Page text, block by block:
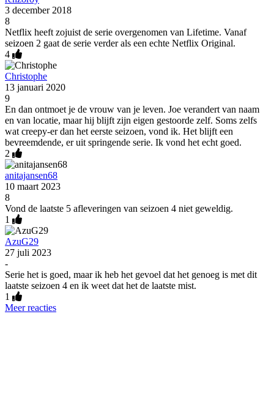
3 december 2018
8
Netflix heeft zojuist de serie overgenomen van Lifetime. Vanaf
seizoen 2 gaat de serie verder als een echte Netflix Original.
4
Christophe
13 januari 2020
9
En dan ontmoet je de vrouw van je leven. Joe verandert van naam
en van locatie, maar hij blijft zijn eigen gestoorde zelf. Soms zelfs
wat creepy-er dan het eerste seizoen, vond ik. Het blijft een
bevreemdende, er uit springende serie. Ik vond het echt goed.
2
anitajansen68
10 maart 2023
8
Vond de laatste 5 afleveringen van seizoen 4 niet geweldig.
1
AzuG29
27 juli 2023
-
Serie het is goed, maar ik heb het gevoel dat het genoeg is met dit
laatste seizoen 4 en ik weet dat het de laatste mist.
1
Meer reacties